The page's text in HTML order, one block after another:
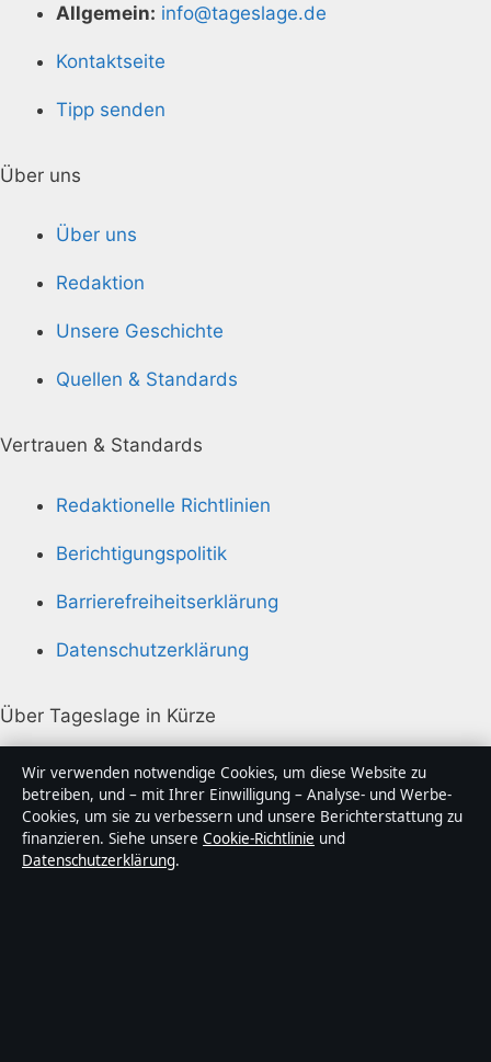
Allgemein: info@tageslage.de
Kontaktseite
Tipp senden
Über uns
Über uns
Redaktion
Unsere Geschichte
Quellen & Standards
Vertrauen & Standards
Redaktionelle Richtlinien
Berichtigungspolitik
Barrierefreiheitserklärung
Datenschutzerklärung
Über Tageslage in Kürze
Tageslage ist ein unabhängiger digitaler
Nachrichtenanbieter mit Fokus auf Politik, Wirtschaft,
Technik und Gesellschaft in Deutschland. Jeder Artikel
trägt eine Byline, wird von einem Redakteur geprüft
und vor der Veröffentlichung faktengecheckt.
Wir verwenden notwendige Cookies, um diese Website zu
betreiben, und – mit Ihrer Einwilligung – Analyse- und Werbe-
Cookies, um sie zu verbessern und unsere Berichterstattung zu
finanzieren. Siehe unsere Cookie-Richtlinie und
Datenschutzerklärung.